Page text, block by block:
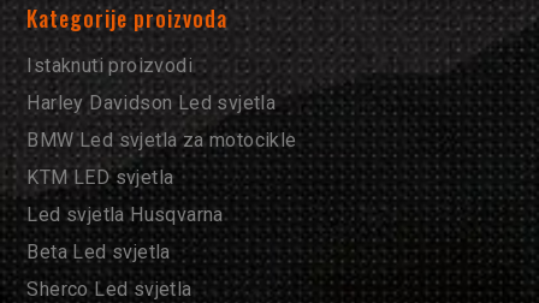
Kategorije proizvoda
Istaknuti proizvodi
Harley Davidson Led svjetla
BMW Led svjetla za motocikle
KTM LED svjetla
Led svjetla Husqvarna
Beta Led svjetla
Sherco Led svjetla